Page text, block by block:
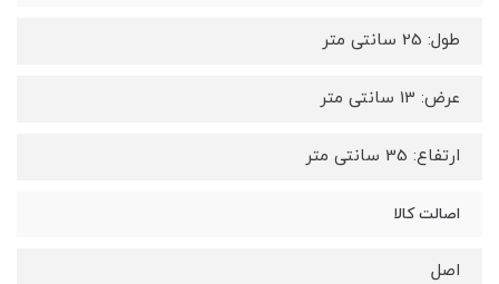
طول: 25 سانتی متر
عرض: 13 سانتی متر
ارتفاع: 35 سانتی متر
اصالت کالا
اصل